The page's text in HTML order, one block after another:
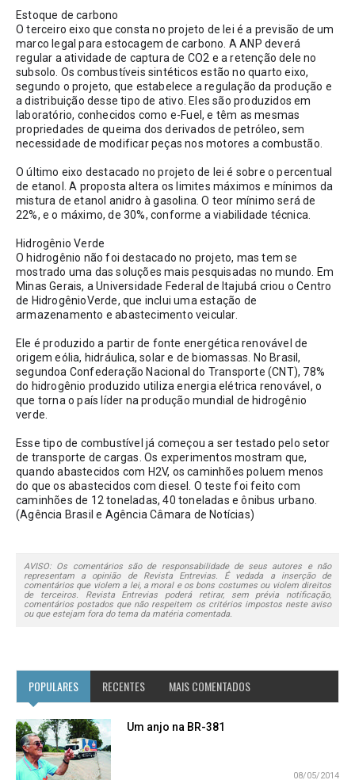
Estoque de carbono
O terceiro eixo que consta no projeto de lei é a previsão de um
marco legal para estocagem de carbono. A ANP deverá
regular a atividade de captura de CO2 e a retenção dele no
subsolo. Os combustíveis sintéticos estão no quarto eixo,
segundo o projeto, que estabelece a regulação da produção e
a distribuição desse tipo de ativo. Eles são produzidos em
laboratório, conhecidos como e-Fuel, e têm as mesmas
propriedades de queima dos derivados de petróleo, sem
necessidade de modificar peças nos motores a combustão.
O último eixo destacado no projeto de lei é sobre o percentual
de etanol. A proposta altera os limites máximos e mínimos da
mistura de etanol anidro à gasolina. O teor mínimo será de
22%, e o máximo, de 30%, conforme a viabilidade técnica.
Hidrogênio Verde
O hidrogênio não foi destacado no projeto, mas tem se
mostrado uma das soluções mais pesquisadas no mundo. Em
Minas Gerais, a Universidade Federal de Itajubá criou o Centro
de HidrogênioVerde, que inclui uma estação de
armazenamento e abastecimento veicular.
Ele é produzido a partir de fonte energética renovável de
origem eólia, hidráulica, solar e de biomassas. No Brasil,
segundoa Confederação Nacional do Transporte (CNT), 78%
do hidrogênio produzido utiliza energia elétrica renovável, o
que torna o país líder na produção mundial de hidrogênio
verde.
Esse tipo de combustível já começou a ser testado pelo setor
de transporte de cargas. Os experimentos mostram que,
quando abastecidos com H2V, os caminhões poluem menos
do que os abastecidos com diesel. O teste foi feito com
caminhões de 12 toneladas, 40 toneladas e ônibus urbano.
(Agência Brasil e Agência Câmara de Notícias)
AVISO: Os comentários são de responsabilidade de seus autores e não
representam a opinião de Revista Entrevias. É vedada a inserção de
comentários que violem a lei, a moral e os bons costumes ou violem direitos
de terceiros. Revista Entrevias poderá retirar, sem prévia notificação,
comentários postados que não respeitem os critérios impostos neste aviso
ou que estejam fora do tema da matéria comentada.
POPULARES RECENTES MAIS COMENTADOS
Um anjo na BR-381
08/05/2014